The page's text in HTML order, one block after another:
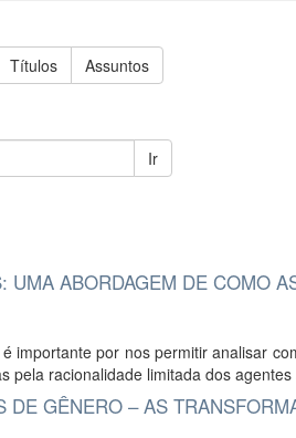
Títulos Assuntos
Ir
UMA ABORDAGEM DE COMO
importante por nos permitir analisar
pela racionalidade limitada dos
DE GÊNERO – AS